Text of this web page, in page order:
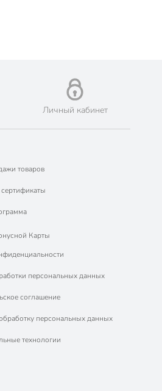
Личный кабинет
товаров
Карты
персональных данных
соглашение
персональных данных
технологии